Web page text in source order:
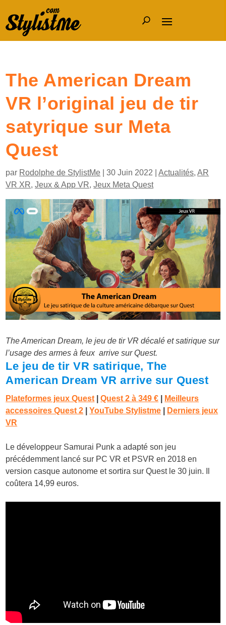
The American Dream
VR l’original jeu de tir
satyrique sur Meta
Quest
par Rodolphe de StylistMe |30 Juin 2022 |Actualités,AR
VR XR,Jeux & App VR,Jeux Meta Quest
The American Dream, le jeu de tir VR décalé et satirique sur
l’usage des armes à feux arrive sur Quest.
Le jeu de tir VR satirique, The
American Dream VR arrive sur Quest
Plateformes jeux Quest Quest 2 à349 €
Meilleurs
accessoires Quest 2
|YouTube Stylistme
Derniers jeux
VR
Le développeur Samurai Punk a adapté son jeu
précédemment lancé sur PC VR et PSVR en 2018 en
version casque autonome et sortira sur Quest le 30 juin. Il
coûtera 14,99 euros.